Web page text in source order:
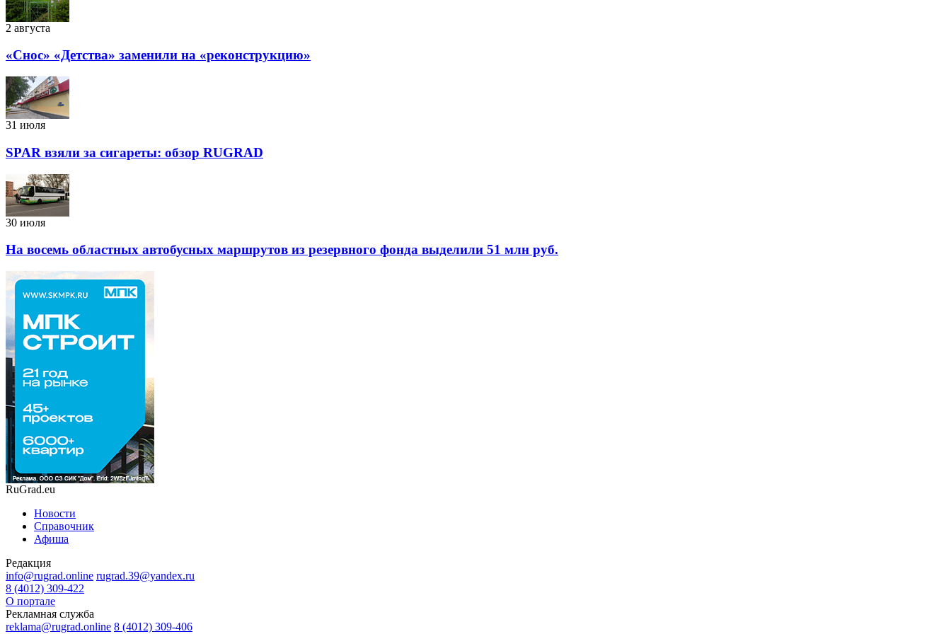
2 августа
«Снос» «Детства» заменили на «реконструкцию»
31 июля
SPAR взяли за сигареты: обзор RUGRAD
30 июля
На восемь областных автобусных маршрутов из резервного фонда выделили 51 млн руб.
RuGrad.eu
Новости
Справочник
Афиша
Редакция
info@rugrad.online rugrad.39@yandex.ru
8 (4012) 309-422
О портале
Рекламная служба
reklama@rugrad.online 8 (4012) 309-406